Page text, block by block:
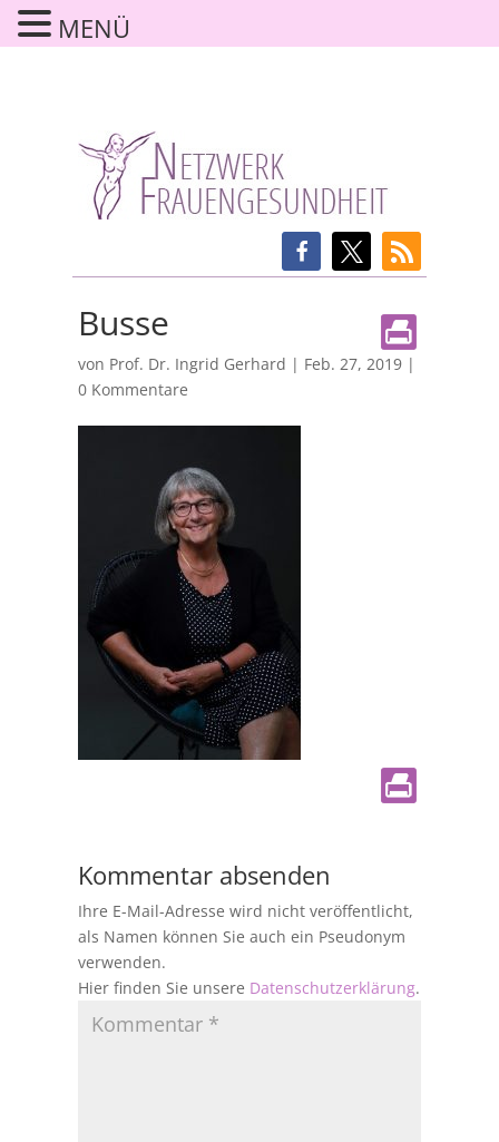
Busse
von Prof. Dr. Ingrid Gerhard | Feb. 27, 2019|
0 Kommentare
Kommentar absenden
Ihre E-Mail-Adresse wird nicht veröffentlicht,
als Namen können Sie auch ein Pseudonym
verwenden.
Hier finden Sie unsere Datenschutzerklärung.
MENÜ